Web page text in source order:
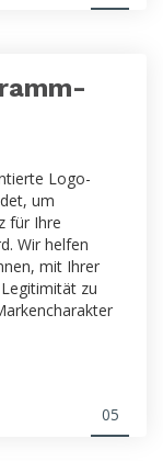
05
Logo-
um
für Ihre
Wir helfen
mit Ihrer
zu